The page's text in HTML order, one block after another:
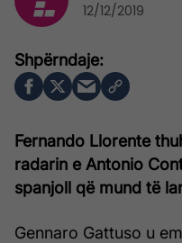
Fernando Llorente
radarin e Antonio
spanjoll që mund të
Gennaro Gattuso u
12/12/2019